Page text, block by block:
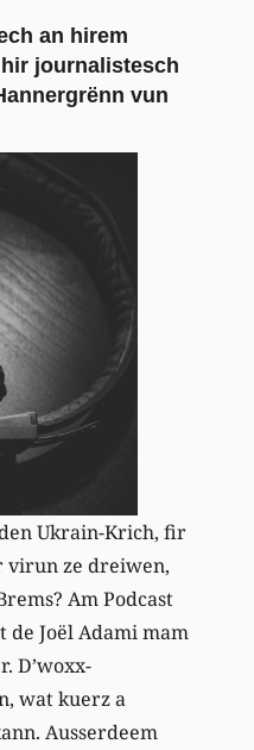
an hirem
journalistesch
vun
Ukrain-Krich, fir
virun ze dreiwen,
Am Podcast
de Joël Adami mam
D’woxx-
wat kuerz a
Ausserdeem